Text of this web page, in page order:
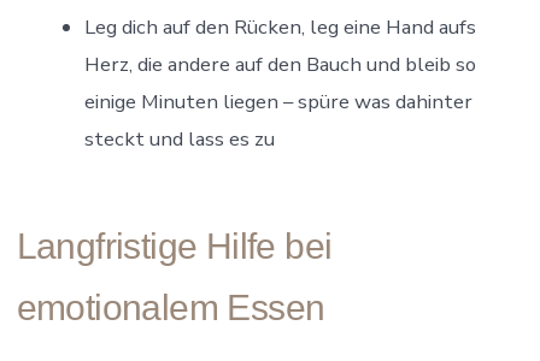
Leg dich auf den Rücken, leg eine Hand aufs
Herz, die andere auf den Bauch und bleib so
einige Minuten liegen – spüre was dahinter
steckt und lass es zu
Langfristige Hilfe bei
emotionalem Essen